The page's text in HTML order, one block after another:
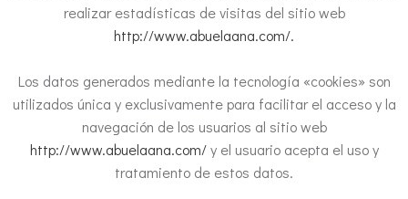
realizar estadísticas de visitas del sitio web
http://www.abuelaana.com/.
Los datos generados mediante la tecnología «cookies» son
utilizados única y exclusivamente para facilitar el acceso y la
navegación de los usuarios al sitio web
http://www.abuelaana.com/y el usuario acepta el uso y
tratamiento de estos datos.